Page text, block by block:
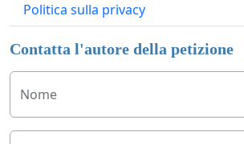
Politica sulla privacy
Contatta l'autore della petizione
Nome